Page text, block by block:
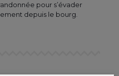
pour s’évader
depuis le bourg.